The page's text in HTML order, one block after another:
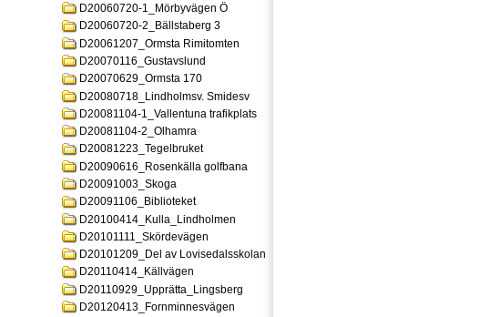
D20060720-1_Mörbyvägen Ö
D20060720-2_Bällstaberg 3
D20061207_Ormsta Rimitomten
D20070116_Gustavslund
D20070629_Ormsta 170
D20080718_Lindholmsv. Smidesv
D20081104-1_Vallentuna trafikplats
D20081104-2_Olhamra
D20081223_Tegelbruket
D20090616_Rosenkälla golfbana
D20091003_Skoga
D20091106_Biblioteket
D20100414_Kulla_Lindholmen
D20101111_Skördevägen
D20101209_Del av Lovisedalsskolan
D20110414_Källvägen
D20110929_Upprätta_Lingsberg
D20120413_Fornminnesvägen